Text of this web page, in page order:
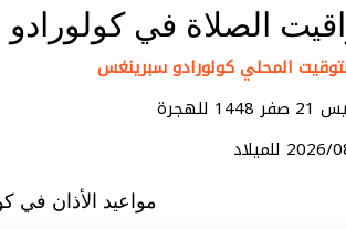
الصلاة في
للهجرة
مواعيد الأذان في